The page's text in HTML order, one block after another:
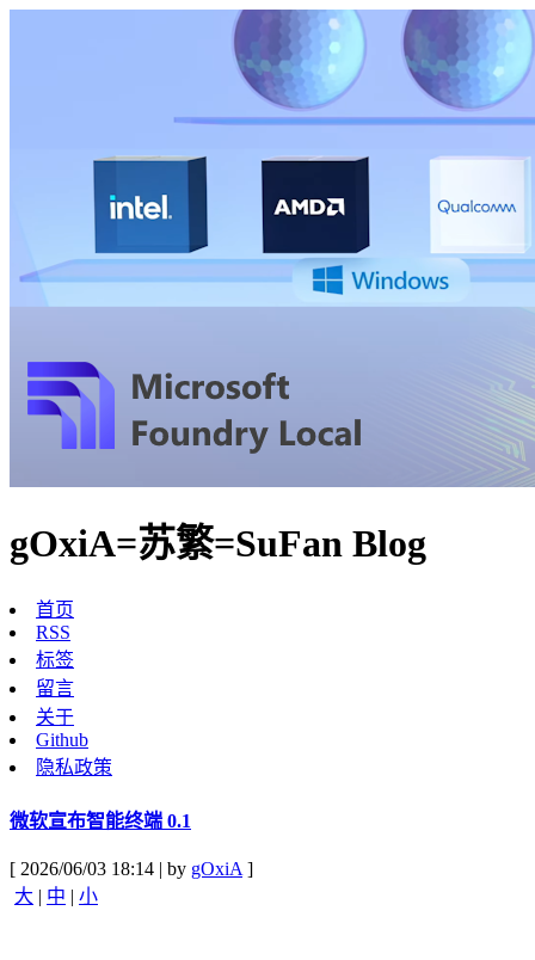
gOxiA=苏繁=SuFan Blog
首页
RSS
标签
留言
关于
Github
隐私政策
微软宣布智能终端 0.1
[ 2026/06/03 18:14 | by gOxiA]
大 | 中 | 小